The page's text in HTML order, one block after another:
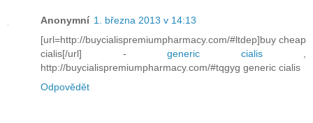
Anonymní 1. března 2013 v 14:13
[url=http://buycialispremiumpharmacy.com/#ltdep]buy cheap
cialis[/url] - generic cialis,
http://buycialispremiumpharmacy.com/#tqgyg generic cialis
Odpovědět